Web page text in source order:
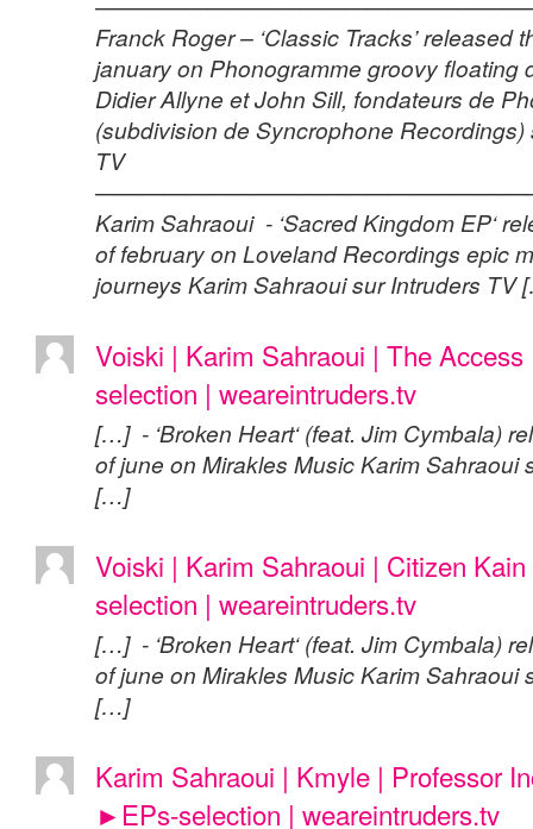
Franck Roger – ‘Classic Tracks’ released
january on Phonogramme groovy floating
Didier Allyne et John Sill, fondateurs de
(subdivision de Syncrophone Recordings)
TV
Karim Sahraoui - ‘Sacred Kingdom EP‘
of february on Loveland Recordings epic
journeys Karim Sahraoui sur Intruders TV
Voiski | Karim Sahraoui | The
selection | weareintruders.tv
[…] - ‘Broken Heart‘ (feat. Jim Cymbala)
of june on Mirakles Music Karim Sahraoui
[…]
Voiski | Karim Sahraoui | Citizen
selection | weareintruders.tv
[…] - ‘Broken Heart‘ (feat. Jim Cymbala)
of june on Mirakles Music Karim Sahraoui
[…]
Karim Sahraoui | Kmyle | Professor
►EPs-selection | weareintruders.tv